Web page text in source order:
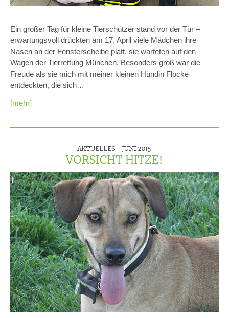
Ein großer Tag für kleine Tierschützer stand vor der Tür –
erwartungsvoll drückten am 17. April viele Mädchen ihre
Nasen an der Fensterscheibe platt, sie warteten auf den
Wagen der Tierrettung München. Besonders groß war die
Freude als sie mich mit meiner kleinen Hündin Flocke
entdeckten, die sich…
[mehr]
AKTUELLES – JUNI 2015
VORSICHT HITZE!